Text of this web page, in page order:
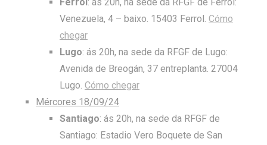
Venezuela, 4 – baixo. 15403 Ferrol. Cómo
chegar
Lugo: ás 20h, na sede da RFGF de Lugo:
Avenida de Breogán, 37 entreplanta. 27004
Lugo. Cómo chegar
Mércores 18/09/24
Santiago: ás 20h, na sede da RFGF de
Santiago: Estadio Vero Boquete de San